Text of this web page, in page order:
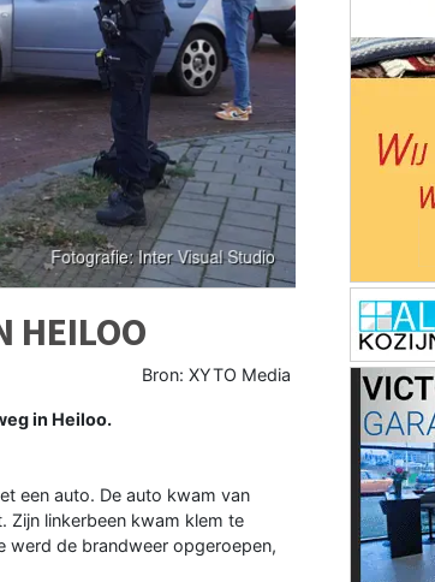
HEILOO
Bron: XYTO Media
in Heiloo.
een auto. De auto kwam van
Zijn linkerbeen kwam klem te
werd de brandweer opgeroepen,